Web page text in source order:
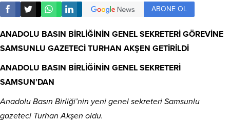
ABONE OL
ANADOLU BASIN BİRLİĞİNİN GENEL SEKRETERİ GÖREVİNE
SAMSUNLU GAZETECİ TURHAN AKŞEN GETİRİLDİ
ANADOLU BASIN BİRLİĞİNİN GENEL SEKRETERİ
SAMSUN’DAN
Anadolu Basın Birliği’nin yeni genel sekreteri Samsunlu
gazeteci Turhan Akşen oldu.